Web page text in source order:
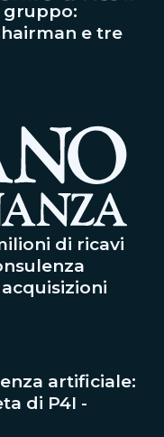
gruppo:
e tre
di ricavi
artificiale:
di P4I -